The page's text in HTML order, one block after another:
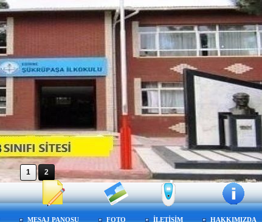
1 2
MESAJ PANOSU FOTO İLETİŞİM HAKKIMIZDA